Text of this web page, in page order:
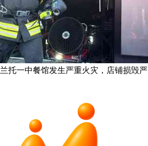
托一中餐馆发生严重火灾，店铺损毁严